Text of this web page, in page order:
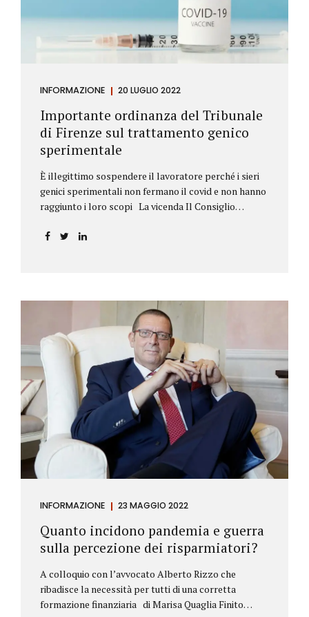
INFORMAZIONE 20 LUGLIO 2022
Importante ordinanza del Tribunale
di Firenze sul trattamento genico
sperimentale
È illegittimo sospendere il lavoratore perché i sieri
genici sperimentali non fermano il covid e non hanno
raggiunto i loro scopi La vicenda Il Consiglio
alla sospensione di una propria iscritta, a causa del
76/2021. La psicologa ricorreva in via d’urgenza al
Tribunale di Firenze per chiedere la sospensione di
tale provvedimento, gravemente pregiudizievole per
la propria persona, in quanto impeditivo dello
svolgimento della libera professione. Per il Giudice
fiorentino, Dott.ssa Susanna Zanda, il
provvedimento assunto dal Consiglio lede...
INFORMAZIONE 23 MAGGIO 2022
Quanto incidono pandemia e guerra
sulla percezione dei risparmiatori?
A colloquio con l’avvocato Alberto Rizzo che
ribadisce la necessità per tutti di una corretta
formazione finanziaria di Marisa Quaglia Finito